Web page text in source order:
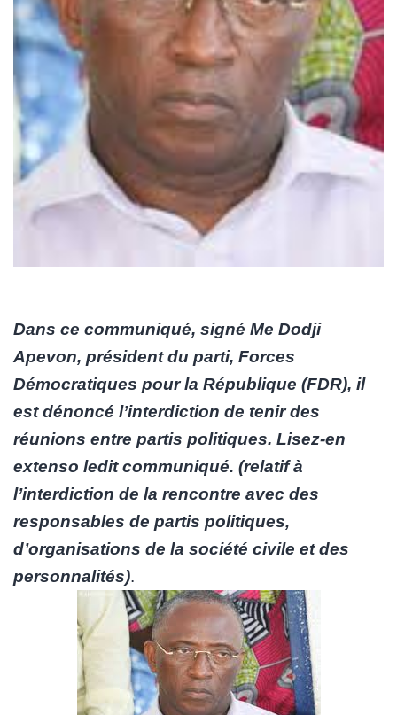
Dans ce communiqué, signé Me Dodji
Apevon, président du parti, Forces
Démocratiques pour la République (FDR), il
est dénoncé l’interdiction de tenir des
réunions entre partis politiques. Lisez-en
extenso ledit communiqué. (relatif à
l’interdiction de la rencontre avec des
responsables de partis politiques,
d’organisations de la société civile et des
personnalités).